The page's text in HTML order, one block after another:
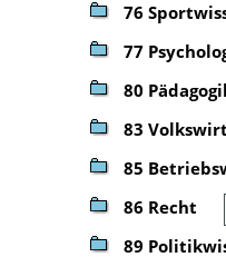
76
77
80
83
85
86 Recht
89